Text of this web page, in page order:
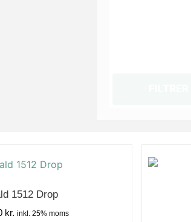
1512 Drop
kr. inkl. 25% moms